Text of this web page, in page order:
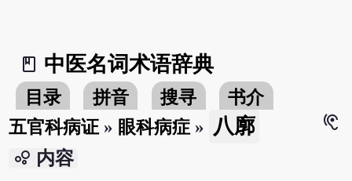
book_2
中医名词术语辞典
目录 拼音 搜寻
书介
五官科病证 » 眼科病症 » 八廓
hearing
bubble_chart 内容